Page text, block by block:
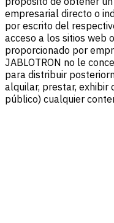
empresarial directo o
por escrito del
acceso a los sitios web
proporcionado por
JABLOTRON no le
para distribuir
alquilar, prestar, exhibir
público) cualquier